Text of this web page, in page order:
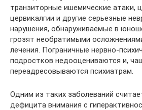
транзиторные ишемические атаки,
цервикалгии и другие серьезные
нарушения, обнаруживаемые в
грозят необратимыми
лечения. Пограничные нервно-
подростков недооцениваются и,
переадресовываются психиатрам.
Одним из таких заболеваний
дефицита внимания с